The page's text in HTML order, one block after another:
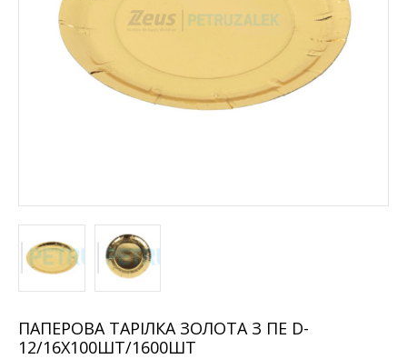
ПАПЕРОВА ТАРІЛКА ЗОЛОТА З ПЕ D-
12/16X100ШТ/1600ШТ